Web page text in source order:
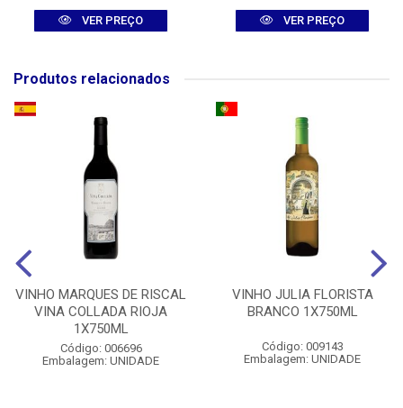
VER PREÇO VER PREÇO
Produtos relacionados
VINHO MARQUES DE RISCAL
VINA COLLADA RIOJA
1X750ML
Código: 006696
Embalagem: UNIDADE
VINHO JULIA FLORISTA
BRANCO 1X750ML
Código: 009143
Embalagem: UNIDADE